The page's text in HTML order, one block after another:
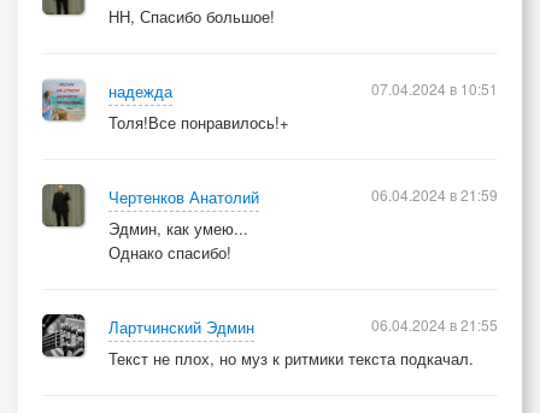
НН, Спасибо большое!
надежда
Толя!Все понравилось!+
07.04.2024 в 10:51
Чертенков Анатолий
Эдмин, как умею...
Однако спасибо!
06.04.2024 в 21:59
Лартчинский Эдмин
Текст не плох, но муз к ритмики текста подкачал.
06.04.2024 в 21:55